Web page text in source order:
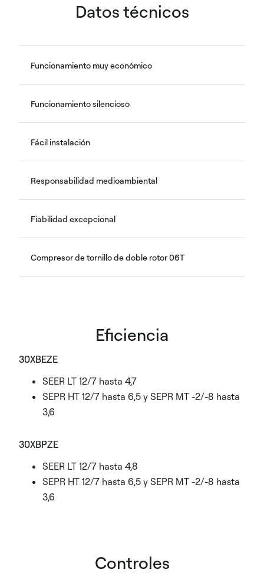
Datos técnicos
Funcionamiento muy económico
Funcionamiento silencioso
Fácil instalación
Responsabilidad medioambiental
Fiabilidad excepcional
Compresor de tornillo de doble rotor 06T
Eficiencia
30XBEZE
SEER LT 12/7 hasta 4,7
SEPR HT 12/7 hasta 6,5 y SEPR MT -2/-8 hasta
3,6
30XBPZE
SEER LT 12/7 hasta 4,8
SEPR HT 12/7 hasta 6,5 y SEPR MT -2/-8 hasta
3,6
Controles